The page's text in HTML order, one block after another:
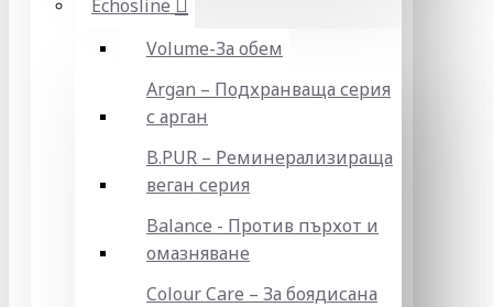
Echosline
Volume-За обем
Argan – Подхранваща серия
с арган
B.PUR – Реминерализираща
веган серия
Balance - Против пърхот и
омазняване
Colour Care – За боядисана